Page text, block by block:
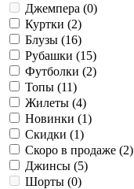
Джемпера (0)
Куртки (2)
Блузы (16)
Рубашки (15)
Футболки (2)
Топы (11)
Жилеты (4)
Новинки (1)
Скидки (1)
Скоро в продаже (2)
Джинсы (5)
Шорты (0)